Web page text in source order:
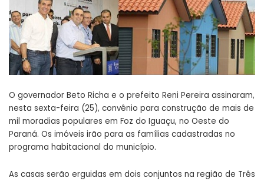
O governador Beto Richa e o prefeito Reni Pereira assinaram,
nesta sexta-feira (25), convênio para construção de mais de
mil moradias populares em Foz do Iguaçu, no Oeste do
Paraná. Os imóveis irão para as famílias cadastradas no
programa habitacional do município.
As casas serão erguidas em dois conjuntos na região de Três